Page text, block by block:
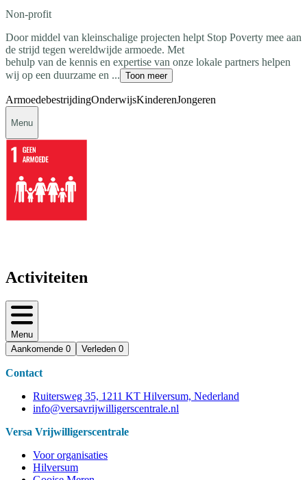
Non-profit
Door middel van kleinschalige projecten helpt Stop Poverty mee aan
de strijd tegen wereldwijde armoede. Met
behulp van de kennis en expertise van onze lokale partners helpen
wij op een duurzame en ... Toon meer
ArmoedebestrijdingOnderwijsKinderenJongeren
Menu
Activiteiten
Menu
Aankomende 0 Verleden 0
Contact
Ruitersweg 35, 1211 KT Hilversum, Nederland
info@versavrijwilligerscentrale.nl
Versa Vrijwilligerscentrale
Voor organisaties
Hilversum